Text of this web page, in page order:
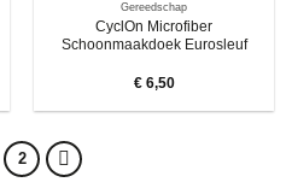
Gereedschap
CyclOn Microfiber
Schoonmaakdoek Eurosleuf
€6,50
2